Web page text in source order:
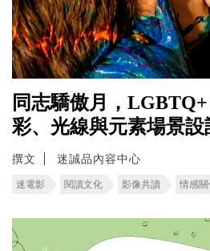
同志驕傲月，
彩、光線與元素場景
撰文 迷誠品內容中心
迷電影 閱讀文化 影像共讀 情感